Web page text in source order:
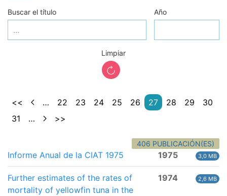
Buscar el título Año
Limpiar
<< … 22 23 24 25 26 27 28 29
30
31
… >>
406 PUBLICACIÓN(ES)
Informe Anual de la CIAT 1975 1975 3,0 MB
Further estimates of the rates of
mortality of yellowfin tuna in the
1974 2,6 MB